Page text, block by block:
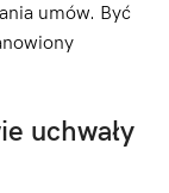
umów. Być
uchwały